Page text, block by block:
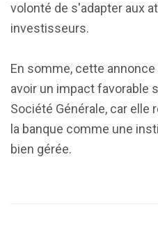
volonté de s'adapter aux
investisseurs.
En somme, cette
avoir un impact favorable
Société Générale, car elle
la banque comme une
bien gérée.